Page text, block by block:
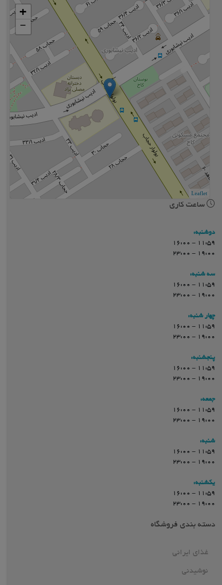
+
−
Leaflet
ساعت کاری
دوشنبه:
11:59 - 16:00
19:00 - 23:00
سه شنبه:
11:59 - 16:00
19:00 - 23:00
چهار شنبه:
11:59 - 16:00
19:00 - 23:00
پنجشنبه:
11:59 - 16:00
19:00 - 23:00
جمعه:
11:59 - 16:00
19:00 - 23:00
شنبه:
11:59 - 16:00
19:00 - 23:00
یکشنبه:
11:59 - 16:00
19:00 - 23:00
دسته بندی فروشگاه
غذای ایرانی
نوشیدنی